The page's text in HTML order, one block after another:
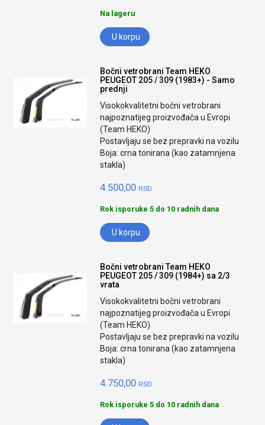
Na lageru
U korpu
Bočni vetrobrani Team HEKO
PEUGEOT 205 / 309 (1983+) - Samo
prednji
Visokokvalitetni bočni vetrobrani
najpoznatijeg proizvođača u Evropi
(Team HEKO)
Postavljaju se bez prepravki na vozilu
Boja: crna tonirana (kao zatamnjena
stakla)
4.500,00 RSD.
Rok isporuke 5 do 10 radnih dana
U korpu
Bočni vetrobrani Team HEKO
PEUGEOT 205 / 309 (1984+) sa 2/3
vrata
Visokokvalitetni bočni vetrobrani
najpoznatijeg proizvođača u Evropi
(Team HEKO)
Postavljaju se bez prepravki na vozilu
Boja: crna tonirana (kao zatamnjena
stakla)
4.750,00 RSD.
Rok isporuke 5 do 10 radnih dana